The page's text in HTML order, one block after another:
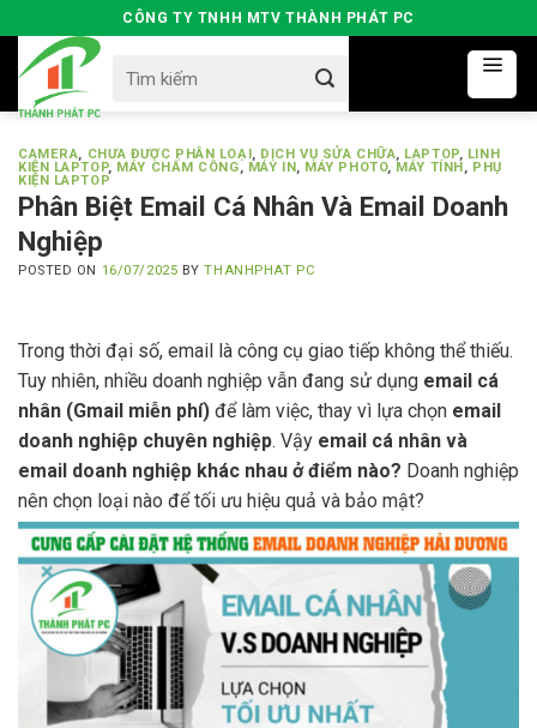
to
content
CÔNG TY TNHH MTV THÀNH PHÁT PC
for:
CAMERA, CHƯA ĐƯỢC PHÂN LOẠI, DỊCH VỤ SỬA CHỮA, LAPTOP, LINH
KIỆN LAPTOP, MÁY CHẤM CÔNG, MÁY IN, MÁY PHOTO, MÁY TÍNH, PHỤ
KIỆN LAPTOP
Phân Biệt Email Cá Nhân Và Email Doanh
Nghiệp
POSTED ON 16/07/2025 BYTHANHPHAT PC
Trong thời đại số, email là công cụ giao tiếp không thể thiếu.
Tuy nhiên, nhiều doanh nghiệp vẫn đang sử dụng email cá
nhân (Gmail miễn phí) để làm việc, thay vì lựa chọn email
doanh nghiệp chuyên nghiệp. Vậy email cá nhân và
email doanh nghiệp khác nhau ở điểm nào? Doanh nghiệp
nên chọn loại nào để tối ưu hiệu quả và bảo mật?